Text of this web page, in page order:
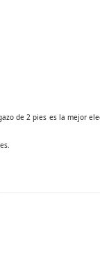
de 2 pies es la mejor